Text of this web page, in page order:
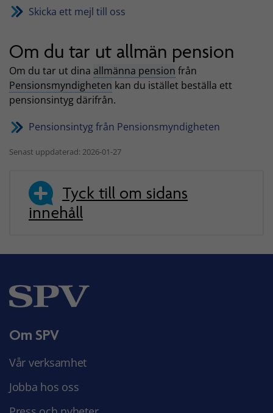
Skicka ett mejl till oss
Om du tar ut allmän pension
Om du tar ut dina allmänna pension från
Pensionsmyndigheten kan du istället beställa ett
pensionsintyg därifrån.
Pensionsintyg från Pensionsmyndigheten
Senast uppdaterad: 2026-01-27
Tyck till om sidans
innehåll
Om SPV
Vår verksamhet
Jobba hos oss